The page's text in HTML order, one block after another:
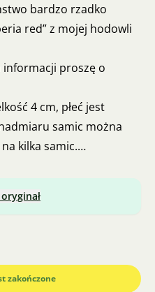
bardzo rzadko
red” z mojej hodowli
informacji proszę o
4 cm, płeć jest
samic można
kilka samic.
umówieniu (proszę
- Berlin (A9) i mogę w
gwarancji.
i prawu
reprodukcja będzie
zakończone